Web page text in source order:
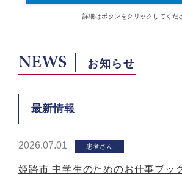
詳細はボタン をクリックしてくだ
NEWS お知らせ
最新情報
2026.07.01 患者さん
姫路市 中学生のためのお仕事ブッ